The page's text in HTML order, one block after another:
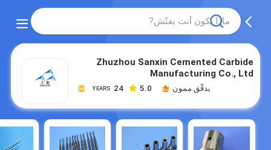
Zhuzhou Sanxin Cemented Carbide
Manufacturing Co., Ltd
24
YEARS 5.0 يدقّق ممون